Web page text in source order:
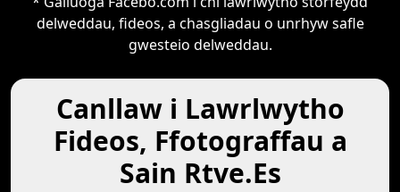
delweddau, fideos, a chasgliadau o unrhyw safle
gwesteio delweddau.
Canllaw i Lawrlwytho
Fideos, Ffotograffau a
Sain Rtve.Es